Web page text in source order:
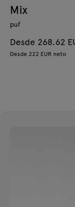
Mix
puf
Desde 268.62
Desde 222 EUR neto